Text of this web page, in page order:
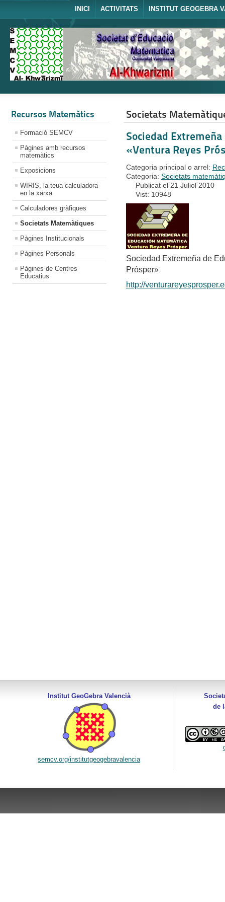
INICI ACTIVITATS INSTITUT GEOGEBRA
Recursos Matemàtics
Formació SEMCV
Pàgines amb recursos
matemàtics
Exposicions
WIRIS, la teua calculadora
en la xarxa
Calculadores gràfiques
Societats Matemàtiques
Pàgines Institucionals
Pàgines Personals
Pàgines de Centres
Educatius
Societats
Sociedad
«Ventura Reyes
Categoria principal o arrel:
Categoria: Societats
Publicat el 21 Juliol 2010
Vist: 10948
Sociedad Extremeña de
Prósper»
http://
Institut GeoGebra Valencià
semcv.org/institutgeogebravalencia
de